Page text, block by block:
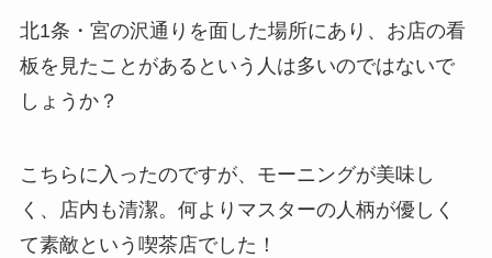
北1条・宮の沢通りを面した場所にあり、お店の看
板を見たことがあるという人は多いのではないで
しょうか？
こちらに入ったのですが、モーニングが美味し
く、店内も清潔。何よりマスターの人柄が優しく
て素敵という喫茶店でした！